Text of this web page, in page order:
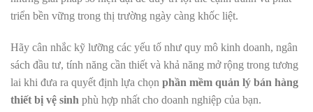
triển bền vững trong thị trường ngày càng khốc liệt.
Hãy cân nhắc kỹ lưỡng các yếu tố như quy mô kinh doanh, ngân
sách đầu tư, tính năng cần thiết và khả năng mở rộng trong tương
lai khi đưa ra quyết định lựa chọn phần mềm quản lý bán hàng
thiết bị vệ sinh phù hợp nhất cho doanh nghiệp của bạn.